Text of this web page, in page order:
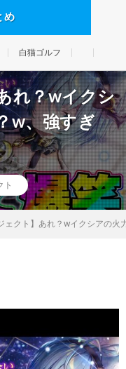
め
白猫ゴルフ
れ？wイクシ
w、強すぎ
ト
ェクト】あれ？wイクシアの